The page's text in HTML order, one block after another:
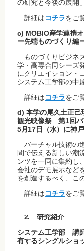
の研究と今後の展開
詳細はコチラをご
c) MOBIO産学連携
ー先端ものづくり編
ものづくりビジネ
学・高専合同シーズ
にクリエイション・
システム工学部の中
詳細はコチラをご
d) 本学の尾久土正己
観光映像祭 第1回バ
5月17日（水）に神
バーチャル技術の
間で伝える新しい潮
ンツを一同に集約し
会社のデモ展示など
を創造するべく、こ
詳細はコチラをご
2. 研究紹介
システム工学部 講
有するシングルショ